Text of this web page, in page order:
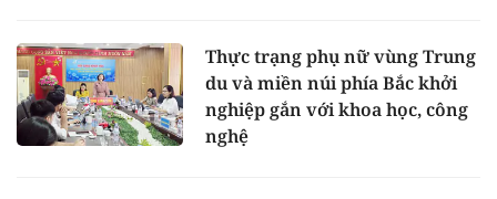
Thực trạng phụ nữ vùng Trung
du và miền núi phía Bắc khởi
nghiệp gắn với khoa học, công
nghệ